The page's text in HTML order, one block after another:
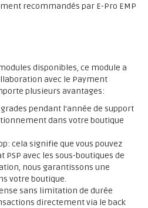
recommandés par E-Pro EMP
disponibles, ce module a
avec le Payment
plusieurs avantages:
pendant l'année de support
dans votre boutique
cela signifie que vous pouvez
avec les sous-boutiques de
nous garantissons une
votre boutique.
sans limitation de durée
directement via le back